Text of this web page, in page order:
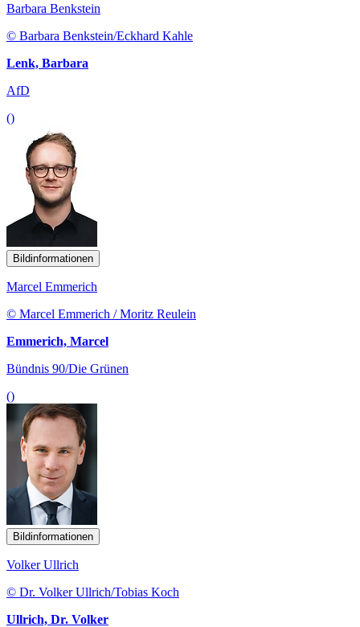
Barbara Benkstein
© Barbara Benkstein/Eckhard Kahle
Lenk, Barbara
AfD
()
Bildinformationen
Marcel Emmerich
© Marcel Emmerich / Moritz Reulein
Emmerich, Marcel
Bündnis 90/Die Grünen
()
Bildinformationen
Volker Ullrich
© Dr. Volker Ullrich/Tobias Koch
Ullrich, Dr. Volker